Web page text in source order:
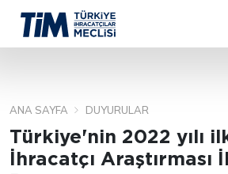
ANA SAYFA DUYURULAR
Türkiye'nin 2022 yılı
İhracatçı Araştırması